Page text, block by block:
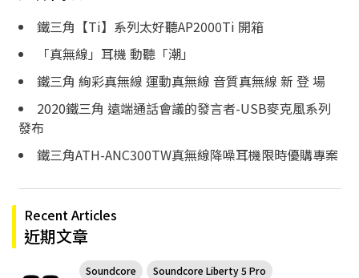
鐵三角【Ti】系列太好聽AP2000Ti 開箱
「真無線」耳機 動聽「潮」
鐵三角 絢彩真無線 運動真無線 音質真無線 新 登 場
2020鐵三角 遠端通話會議的發言者-USB麥克風系列
發布
鐵三角ATH-ANC300TW真無線降噪耳機限時優購專案
Recent Articles
近期文章
Soundcore Soundcore Liberty 5 Pro